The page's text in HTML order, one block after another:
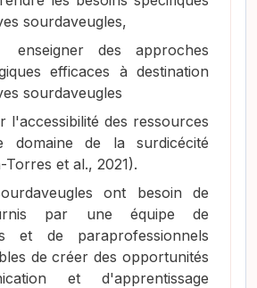
sourdaveugles,
enseigner des approches
efficaces à destination
sourdaveugles
l'accessibilité des ressources
domaine de la surdicécité
Torres et al., 2021).
ont besoin de
par une équipe de
et de paraprofessionnels
de créer des opportunités
et d'apprentissage